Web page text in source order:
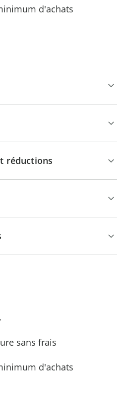
d'achats
réductions
sans frais
d'achats